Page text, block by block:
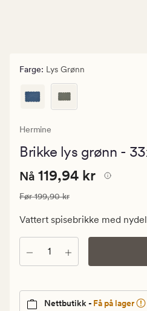
Farge: Lys Grønn
Hermine
Brikke lys grønn -
Nåværende
119,94
kr.
Nåværende pris
Nå 119,94 kr
Vanlig pris 199,90 kr
Før199,90 kr
Vattert spisebrikke med
Antall
Nettbutikk - Få på lager